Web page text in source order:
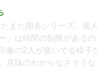
たまた国名シリーズ。個
」は時間の制限がある
象の2人が急いでる様子
意味のわからなさそう